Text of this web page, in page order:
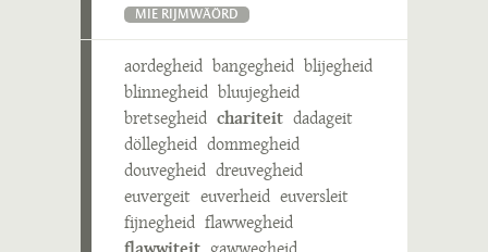
MIE RIJMWÄÖRD
aordegheid bangegheid blijegheid
blinnegheid bluujegheid
bretsegheid chariteit dadageit
döllegheid dommegheid
douvegheid dreuvegheid
euvergeit euverheid euversleit
fijnegheid flawwegheid